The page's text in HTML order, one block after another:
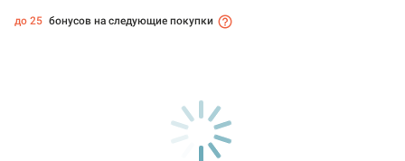
до 25 бонусов на следующие покупки